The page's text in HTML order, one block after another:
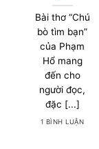
Bài thơ “Chú
bò tìm bạn”
của Phạm
Hổ mang
đến cho
người đọc,
đặc [...]
1 BÌNH LUẬN